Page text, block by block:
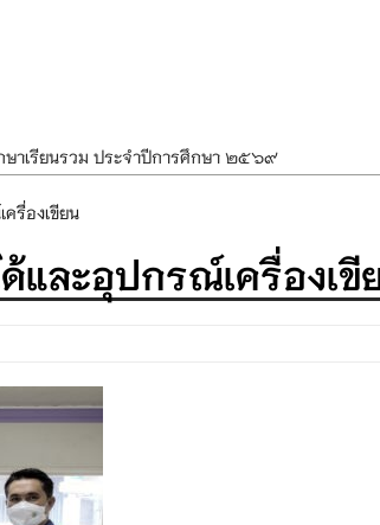
าเรียนรวม ประจำปีการศึกษา ๒๕๖๙
และจุดเทียนถวายพระพรชัยมงคล เนื่องในโอกาส
ศาสนา เนื่องในวันอาสาฬหบูชาและวันเข้าพรรษา
นัยและความปลอดภัยในการใช้รถใช้ถนน
รื่องเขียน
และอุปกรณ์เครื่องเขี